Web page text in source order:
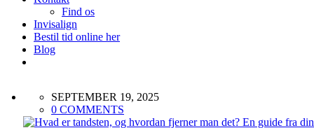
Find os
Invisalign
Bestil tid online her
Blog
SEPTEMBER 19, 2025
0 COMMENTS